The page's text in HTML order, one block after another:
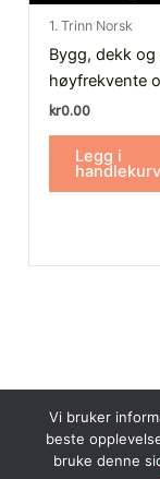
1. Trinn Norsk
Bygg, dekk og
høyfrekvente
kr0.00
Legg i
handlekurv
© 2026
Vi bruker
beste
bruke denne